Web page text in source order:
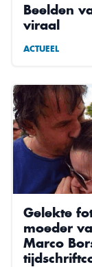
Beelden
viraal
ACTUEEL
Gelekte
moeder
Marco